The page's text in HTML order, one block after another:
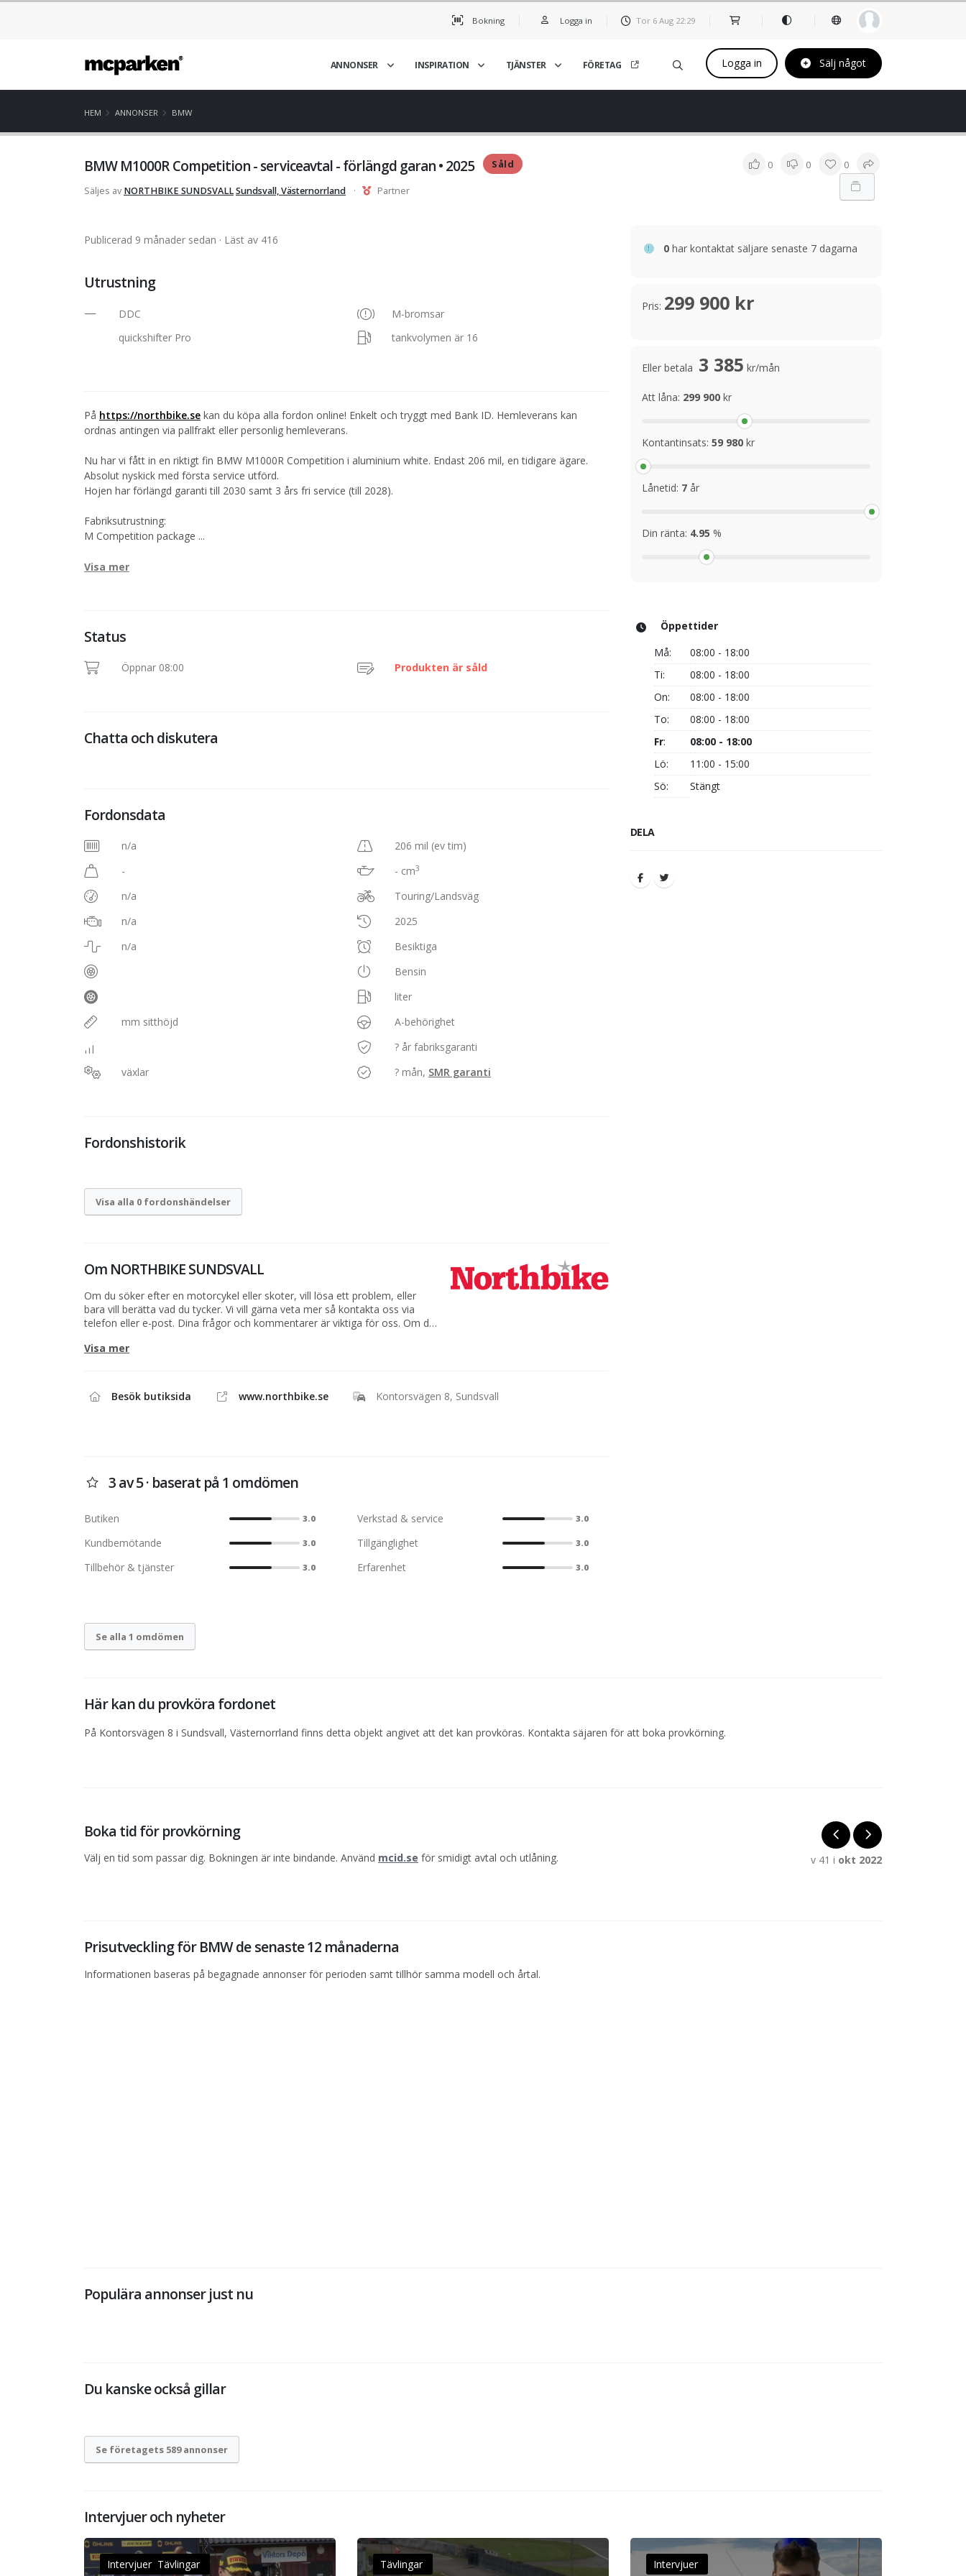
Bokning Logga in Tor 6 Aug 22 29
ANNONSER INSPIRATION TJÄNSTER FÖRETAG Logga in Sälj något
HEM ANNONSER BMW
BMW M1000R Competition - serviceavtal - förlängd garan • 2025 Såld 0 0 0
Säljes av NORTHBIKE SUNDSVALLSundsvall, Västernorrland · Partner
Publicerad 9 månader sedan · Läst av 416
Utrustning
DDC
M-bromsar
quickshifter Pro
tankvolymen är 16
På https://northbike.se kan du köpa alla fordon online! Enkelt och tryggt med Bank ID. Hemleverans kan
ordnas antingen via pallfrakt eller personlig hemleverans.
Nu har vi fått in en riktigt fin BMW M1000R Competition i aluminium white. Endast 206 mil, en tidigare ägare.
Absolut nyskick med första service utförd.
Hojen har förlängd garanti till 2030 samt 3 års fri service (till 2028).
Fabriksutrustning:
M Competition package ...
Visa mer
Status
Öppnar 08:00 Produkten är såld
Chatta och diskutera
Fordonsdata
n/a
-
n/a
n/a
n/a
mm sitthöjd
växlar
206 mil (ev tim)
- cm3
Touring/Landsväg
2025
Besiktiga
Bensin
liter
A-behörighet
? år fabriksgaranti
? mån, SMR garanti
Fordonshistorik
Visa alla 0 fordonshändelser
Om NORTHBIKE SUNDSVALL
Om du söker efter en motorcykel eller skoter, vill lösa ett problem, eller
bara vill berätta vad du tycker. Vi vill gärna veta mer så kontakta oss via
telefon eller e-post. Dina frågor och kommentarer är viktiga för oss. Om du
skoter eller vattenskoter tveka inte att kontakta oss via telefon eller e-post.
besvarar vi din fråga så fort som möjligt.
Visa mer
Besök butiksida www.northbike.se Kontorsvägen 8, Sundsvall
3 av 5 · baserat på 1 omdömen
Butiken 3.0 Verkstad & service 3.0
Kundbemötande 3.0 Tillgänglighet 3.0
Tillbehör & tjänster 3.0 Erfarenhet 3.0
Se alla 1 omdömen
0 har kontaktat säljare senaste 7 dagarna
Pris: 299 900 kr
Eller betala 3 385 kr/mån
Att låna: 299 900 kr
Kontantinsats: 59 980 kr
Lånetid: 7 år
Din ränta: 4.95 %
Öppettider
Må:
08:00 - 18:00
Ti:
08:00 - 18:00
On:
08:00 - 18:00
To:
08:00 - 18:00
Fr:
08:00 - 18:00
Lö:
11:00 - 15:00
Sö:
Stängt
DELA
Här kan du provköra fordonet
På Kontorsvägen 8 i Sundsvall, Västernorrland finns detta objekt angivet att det kan provköras. Kontakta säjaren för att boka provkörning.
Boka tid för provkörning
Välj en tid som passar dig. Bokningen är inte bindande. Använd mcid.se för smidigt avtal och utlåning. v 41 i okt 2022
Prisutveckling för BMW de senaste 12 månaderna
Informationen baseras på begagnade annonser för perioden samt tillhör samma modell och årtal.
Populära annonser just nu
Du kanske också gillar
Se företagets 589 annonser
Intervjuer och nyheter
Intervjuer Tävlingar Tävlingar Intervjuer